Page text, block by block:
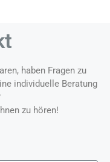
haben Fragen zu
individuelle Beratung
zu hören!